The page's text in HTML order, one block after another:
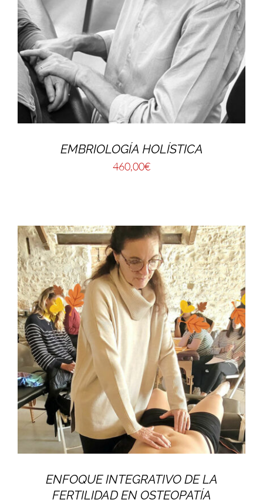
EMBRIOLOGÍA HOLÍSTICA
460,00€
ENFOQUE INTEGRATIVO DE LA
FERTILIDAD EN OSTEOPATÍA